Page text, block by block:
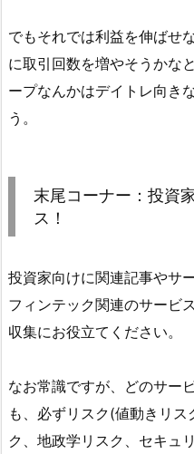
でもそれでは利益を伸ばせ
に取引回数を増やそうかな
ープなんかはデイトレ向き
う。
末尾コーナー：投資
ス！
投資家向けに関連記事やサ
フィンテック関連のサービ
収集にお役立てください。
なお常識ですが、どのサー
も、必ずリスク(値動きリ
ク、地政学リスク、セキュ